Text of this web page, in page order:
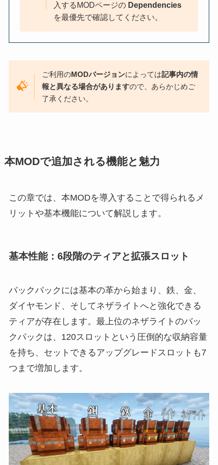
入するMODページの Dependencies
を最優先で確認してください。
ご利用のMODバージョンによっては記事内の情
報と異なる場合がありますので、あらかじめご
了承ください。
本MODで追加される機能と魅力
この章では、本MODを導入することで得られるメ
リットや基本機能について解説します。
基本性能：6段階のティアと拡張スロット
バックパックには基本の革から始まり、鉄、金、
ダイヤモンド、そしてネザライトへと強化できる
ティアが存在します。最上位のネザライトのバッ
クパックは、120スロットという圧倒的な収納容量
を持ち、セットできるアップグレードスロットも7
つまで増加します。